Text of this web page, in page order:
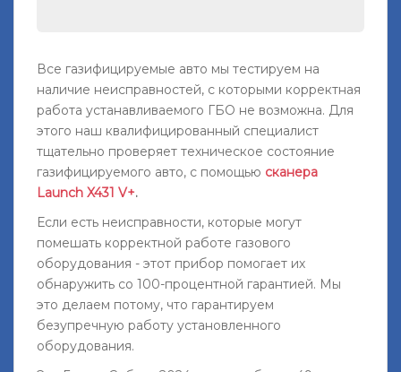
Все газифицируемые авто мы тестируем на
наличие неисправностей, с которыми корректная
работа устанавливаемого ГБО не возможна. Для
этого наш квалифицированный специалист
тщательно проверяет техническое состояние
газифицируемого авто, с помощью сканера
Launch X431 V+.
Если есть неисправности, которые могут
помешать корректной работе газового
оборудования - этот прибор помогает их
обнаружить со 100-процентной гарантией. Мы
это делаем потому, что гарантируем
безупречную работу установленного
оборудования.